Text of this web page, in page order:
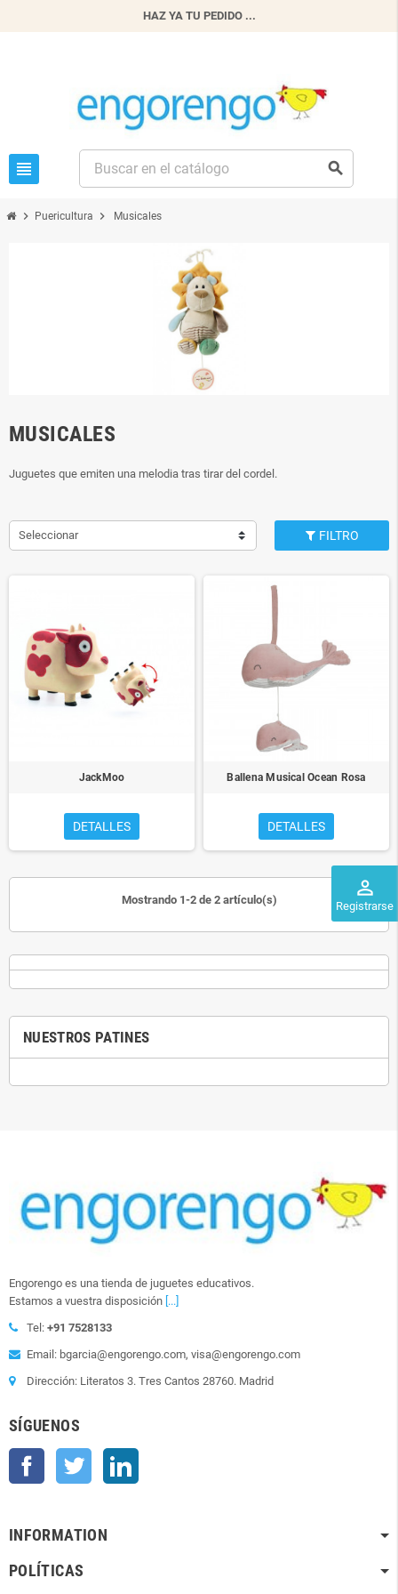
HAZ YA TU PEDIDO ...
view_headline search
perm_identity
Registrarse
chevron_right Puericultura chevron_right Musicales
NUESTROS PATINES
MUSICALES
Juguetes que emiten una melodia tras tirar del cordel.
Seleccionar FILTRO
JackMoo
DETALLES
Ballena Musical Ocean Rosa
DETALLES
Mostrando 1-2 de 2 artículo(s)
Engorengo es una tienda de juguetes educativos.
Estamos a vuestra disposición [...]
Tel: +91 7528133
Email: bgarcia@engorengo.com, visa@engorengo.com
Dirección: Literatos 3. Tres Cantos 28760. Madrid
SÍGUENOS
Facebook Twitter
INFORMATION
POLÍTICAS